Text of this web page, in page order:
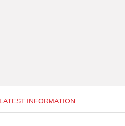
INFORMATION